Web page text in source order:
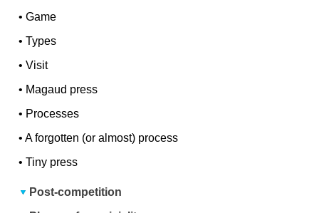
•Game
•Types
•Visit
• Magaud press
• Processes
•A forgotten (or almost) process
•Tiny press
Post-competition